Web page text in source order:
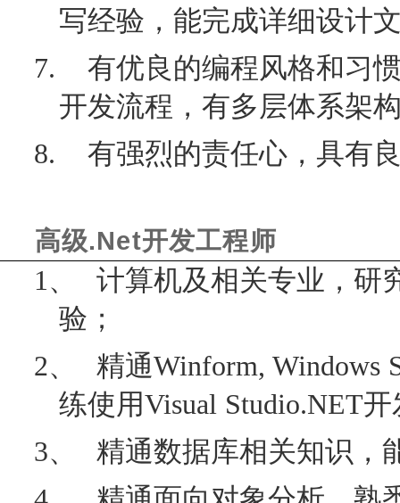
写经验，能完成详细设计
7.
有优良的编程风格和习
开发流程，有多层体系架
8.
有强烈的责任心，具有
高级.Net开发工程师
1、
计算机及相关专业，研
验；
2、
精通Winform, Windows
练使用Visual Studio.NET开
3、
精通数据库相关知识，